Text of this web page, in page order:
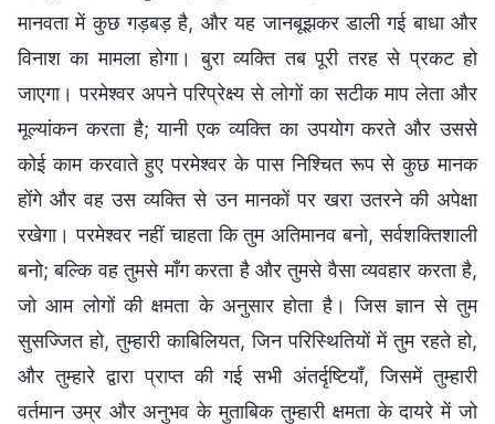
मानवता में कुछ गड़बड़ है, और यह जानबूझकर डाली गई बाधा और
विनाश का मामला होगा। बुरा व्यक्ति तब पूरी तरह से प्रकट हो
जाएगा। परमेश्वर अपने परिप्रेक्ष्य से लोगों का सटीक माप लेता और
मूल्यांकन करता है; यानी एक व्यक्ति का उपयोग करते और उससे
कोई काम करवाते हुए परमेश्वर के पास निश्चित रूप से कुछ मानक
होंगे और वह उस व्यक्ति से उन मानकों पर खरा उतरने की अपेक्षा
रखेगा। परमेश्वर नहीं चाहता कि तुम अतिमानव बनो, सर्वशक्तिशाली
बनो; बल्कि वह तुमसे माँग करता है और तुमसे वैसा व्यवहार करता है,
जो आम लोगों की क्षमता के अनुसार होता है। जिस ज्ञान से तुम
सुसज्जित हो, तुम्हारी काबिलियत, जिन परिस्थितियों में तुम रहते हो,
और तुम्हारे द्वारा प्राप्त की गई सभी अंतर्दृष्टियाँ, जिसमें तुम्हारी
वर्तमान उम्र और अनुभव के मुताबिक तुम्हारी क्षमता के दायरे में जो